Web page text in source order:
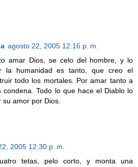
agosto 22, 2005 12:16 p. m.
amar Dios, se celo del hombre, y lo
la humanidad es tanto, que creo el
todo los mortales. Por amar tanto a
condena. Todo lo que hace el Diablo lo
amor por Dios.
2005 12:30 p. m.
tetas, pelo corto, y monta una